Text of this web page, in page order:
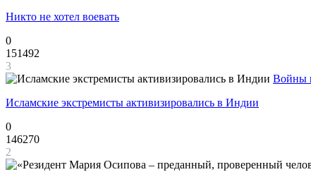
Никто не хотел воевать
0
151492
3
Войны
Исламские экстремисты активизировались в Индии
0
146270
2